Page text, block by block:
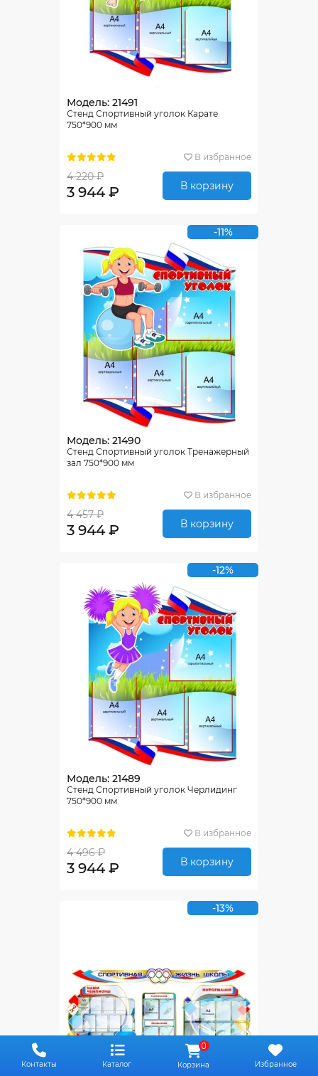
Контакты Каталог
0
Корзина Избранное
Модель: 21491
Стенд Спортивный уголок Карате
750*900 мм
В избранное
4 220 ₽
3 944 ₽ В корзину
-11%
Модель: 21490
Стенд Спортивный уголок Тренажерный
зал 750*900 мм
В избранное
4 457 ₽
3 944 ₽ В корзину
-12%
Модель: 21489
Стенд Спортивный уголок Черлидинг
750*900 мм
В избранное
4 496 ₽
3 944 ₽ В корзину
-13%